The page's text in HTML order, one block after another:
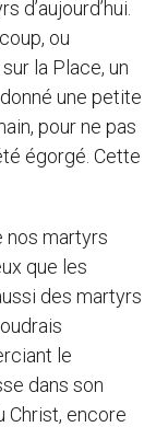
d’aujourd’hui.
ou
la Place, un
une petite
pour ne pas
égorgé. Cette
nos martyrs
que les
des martyrs
le
dans son
Christ, encore